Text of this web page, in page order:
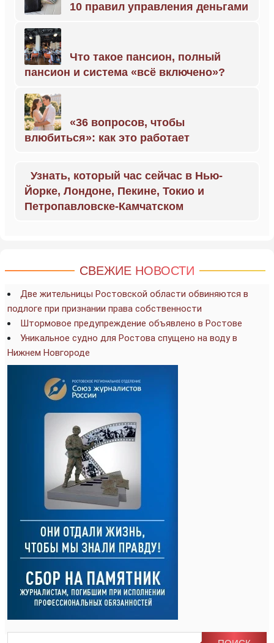
10 правил управления деньгами
Что такое пансион, полный
пансион и система «всё включено»?
«36 вопросов, чтобы
влюбиться»: как это работает
Узнать, который час сейчас в Нью-
Йорке, Лондоне, Пекине, Токио и
Петропавловске-Камчатском
СВЕЖИЕ НОВОСТИ
Две жительницы Ростовской области обвиняются в
подлоге при признании права собственности
Штормовое предупреждение объявлено в Ростове
Уникальное судно для Ростова спущено на воду в
Нижнем Новгороде